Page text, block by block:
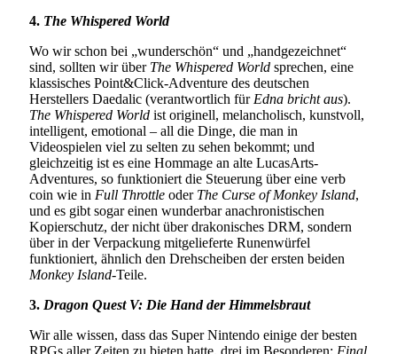
4. The Whispered World
Wo wir schon bei „wunderschön“ und „handgezeichnet“
sind, sollten wir über The Whispered World sprechen, eine
klassisches Point&Click-Adventure des deutschen
Herstellers Daedalic (verantwortlich fürEdna bricht aus).
The Whispered World ist originell, melancholisch, kunstvoll,
intelligent, emotional – all die Dinge, die man in
Videospielen viel zu selten zu sehen bekommt; und
gleichzeitig ist es eine Hommage an alte LucasArts-
Adventures, so funktioniert die Steuerung über eine verb
coin wie in Full Throttle oder The Curse of Monkey Island,
und es gibt sogar einen wunderbar anachronistischen
Kopierschutz, der nicht über drakonisches DRM, sondern
über in der Verpackung mitgelieferte Runenwürfel
funktioniert, ähnlich den Drehscheiben der ersten beiden
Monkey Island-Teile.
3. Dragon Quest V: Die Hand der Himmelsbraut
Wir alle wissen, dass das Super Nintendo einige der besten